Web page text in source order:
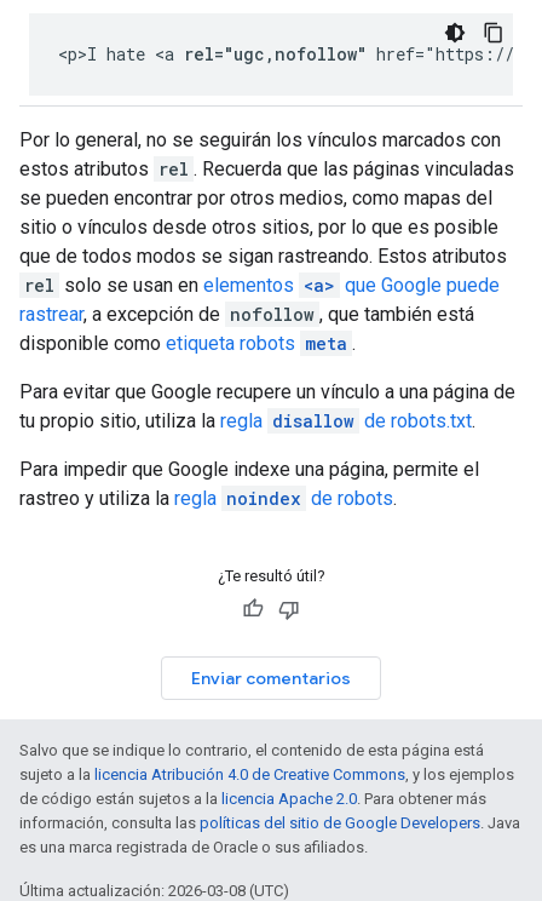
<p>I hate <a rel="ugc,nofollow" href="https://
Por lo general, no se seguirán los vínculos marcados con
estos atributos rel . Recuerda que las páginas vinculadas
se pueden encontrar por otros medios, como mapas del
sitio o vínculos desde otros sitios, por lo que es posible
que de todos modos se sigan rastreando. Estos atributos
rel solo se usan en elementos <a> que Google puede
rastrear, a excepción de nofollow , que también está
disponible como etiqueta robots meta .
Para evitar que Google recupere un vínculo a una página de
tu propio sitio, utiliza la regla disallow de robots.txt.
Para impedir que Google indexe una página, permite el
rastreo y utiliza la regla noindex de robots.
¿Te resultó útil?
Enviar comentarios
Salvo que se indique lo contrario, el contenido de esta página está
sujeto a la licencia Atribución 4.0 de Creative Commons, y los ejemplos
de código están sujetos a la licencia Apache 2.0. Para obtener más
información, consulta las políticas del sitio de Google Developers. Java
es una marca registrada de Oracle o sus afiliados.
Última actualización: 2026-03-08 (UTC)